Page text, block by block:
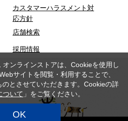
カスタマーハラスメント対
応方針
店舗検索
採用情報
ンラインストアは、Cookieを使用し
サイトを閲覧・利用することで、
とさせていただきます。Cookieの詳
ついて 」をご覧ください。
OK